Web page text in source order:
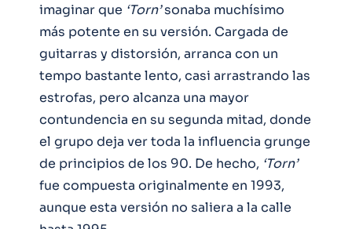
imaginar que ‘Torn’sonaba muchísimo
más potente en su versión. Cargada de
guitarras y distorsión, arranca con un
tempo bastante lento, casi arrastrando las
estrofas, pero alcanza una mayor
contundencia en su segunda mitad, donde
el grupo deja ver toda la influencia grunge
de principios de los 90. De hecho, ‘Torn’
fue compuesta originalmente en 1993,
aunque esta versión no saliera a la calle